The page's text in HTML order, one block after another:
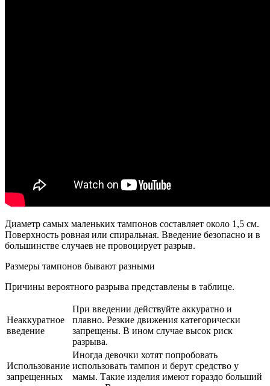
Диаметр самых маленьких тампонов составляет около 1,5 см.
Поверхность ровная или спиральная. Введение безопасно и в
большинстве случаев не провоцирует разрыв.
Размеры тампонов бывают разными
Причины вероятного разрыва представлены в таблице.
Неаккуратное
введение
При введении действуйте аккуратно и
плавно. Резкие движения категорически
запрещены. В ином случае высок риск
разрыва.
Использование
запрещенных
Иногда девочки хотят попробовать
использовать тампон и берут средство у
мамы. Такие изделия имеют гораздо больший